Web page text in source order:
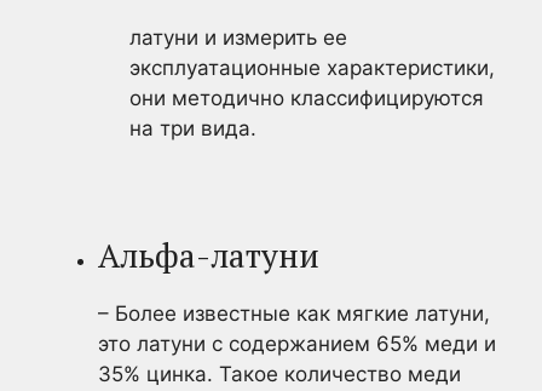
латуни и измерить ее
эксплуатационные характеристики,
они методично классифицируются
на три вида.
Альфа-латуни
– Более известные как мягкие латуни,
это латуни с содержанием 65% меди и
35% цинка. Такое количество меди